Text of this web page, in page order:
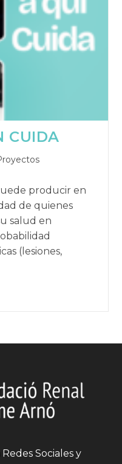
CUIDA
producir en
de quienes
salud en
(lesiones,
Sociales y